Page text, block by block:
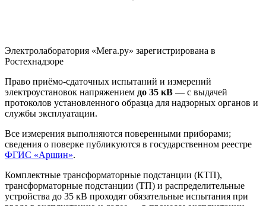
Электролаборатория «Мега.ру» зарегистрирована в
Ростехнадзоре
Право приёмо-сдаточных испытаний и измерений
электроустановок напряжением до 35 кВ — с выдачей
протоколов установленного образца для надзорных органов и
службы эксплуатации.
Все измерения выполняются поверенными приборами;
сведения о поверке публикуются в государственном реестре
ФГИС «Аршин».
Комплектные трансформаторные подстанции (КТП),
трансформаторные подстанции (ТП) и распределительные
устройства до 35 кВ проходят обязательные испытания при